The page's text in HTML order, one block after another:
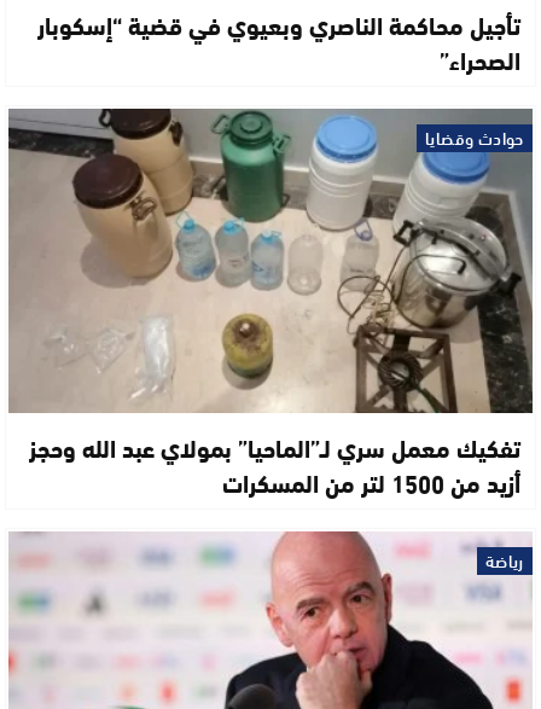
تأجيل محاكمة الناصري وبعيوي في قضية “إسكوبار
الصحراء”
حوادث وقضايا
تفكيك معمل سري لـ”الماحيا” بمولاي عبد الله وحجز
أزيد من 1500 لتر من المسكرات
رياضة